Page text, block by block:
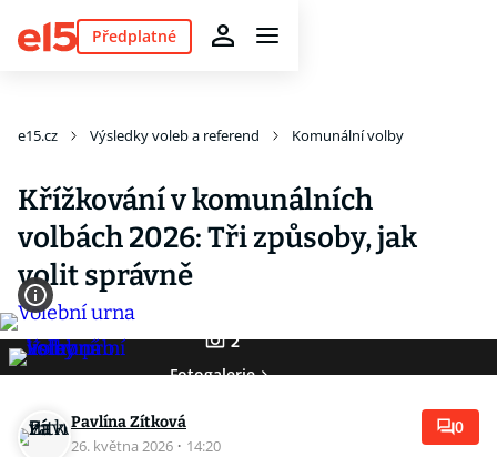
Předplatné
e15.cz Výsledky voleb a referend Komunální volby
Křížkování v komunálních
volbách 2026: Tři způsoby, jak
volit správně
2
Fotogalerie
Pavlína Zítková
26. května 2026 · 14:20
0